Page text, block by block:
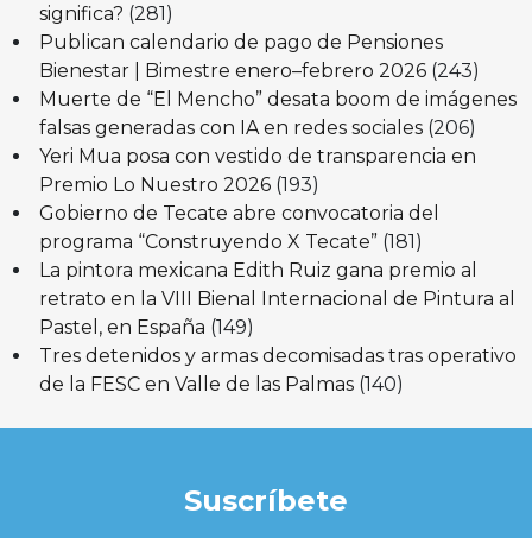
significa? (281)
Publican calendario de pago de Pensiones
Bienestar | Bimestre enero–febrero 2026 (243)
Muerte de “El Mencho” desata boom de imágenes
falsas generadas con IA en redes sociales (206)
Yeri Mua posa con vestido de transparencia en
Premio Lo Nuestro 2026 (193)
Gobierno de Tecate abre convocatoria del
programa “Construyendo X Tecate” (181)
La pintora mexicana Edith Ruiz gana premio al
retrato en la VIII Bienal Internacional de Pintura al
Pastel, en España (149)
Tres detenidos y armas decomisadas tras operativo
de la FESC en Valle de las Palmas (140)
Suscríbete